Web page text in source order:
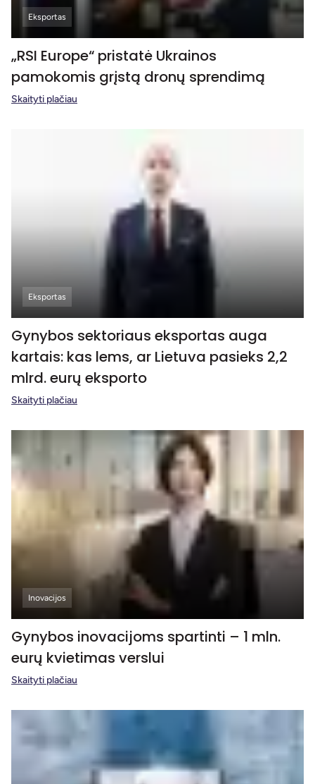
Eksportas
„RSI Europe“ pristatė Ukrainos
pamokomis grįstą dronų sprendimą
Skaityti plačiau
Eksportas
Gynybos sektoriaus eksportas auga
kartais: kas lems, ar Lietuva pasieks 2,2
mlrd. eurų eksporto
Skaityti plačiau
Inovacijos
Gynybos inovacijoms spartinti – 1 mln.
eurų kvietimas verslui
Skaityti plačiau